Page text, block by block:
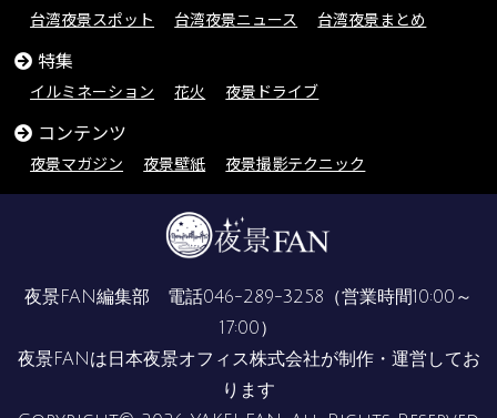
台湾夜景スポット
台湾夜景ニュース 台湾夜景まとめ
特集
イルミネーション 花火 夜景ドライブ
コンテンツ
夜景マガジン 夜景壁紙 夜景撮影テクニック
夜景FAN編集部 電話046-289-3258 （営業時間10:00～
17:00）
夜景FANは 日本夜景オフィス株式会社が制作・運営してお
ります